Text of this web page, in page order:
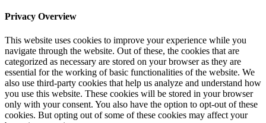
Privacy Overview
This website uses cookies to improve your experience while you
navigate through the website. Out of these, the cookies that are
categorized as necessary are stored on your browser as they are
essential for the working of basic functionalities of the website. We
also use third-party cookies that help us analyze and understand how
you use this website. These cookies will be stored in your browser
only with your consent. You also have the option to opt-out of these
cookies. But opting out of some of these cookies may affect your